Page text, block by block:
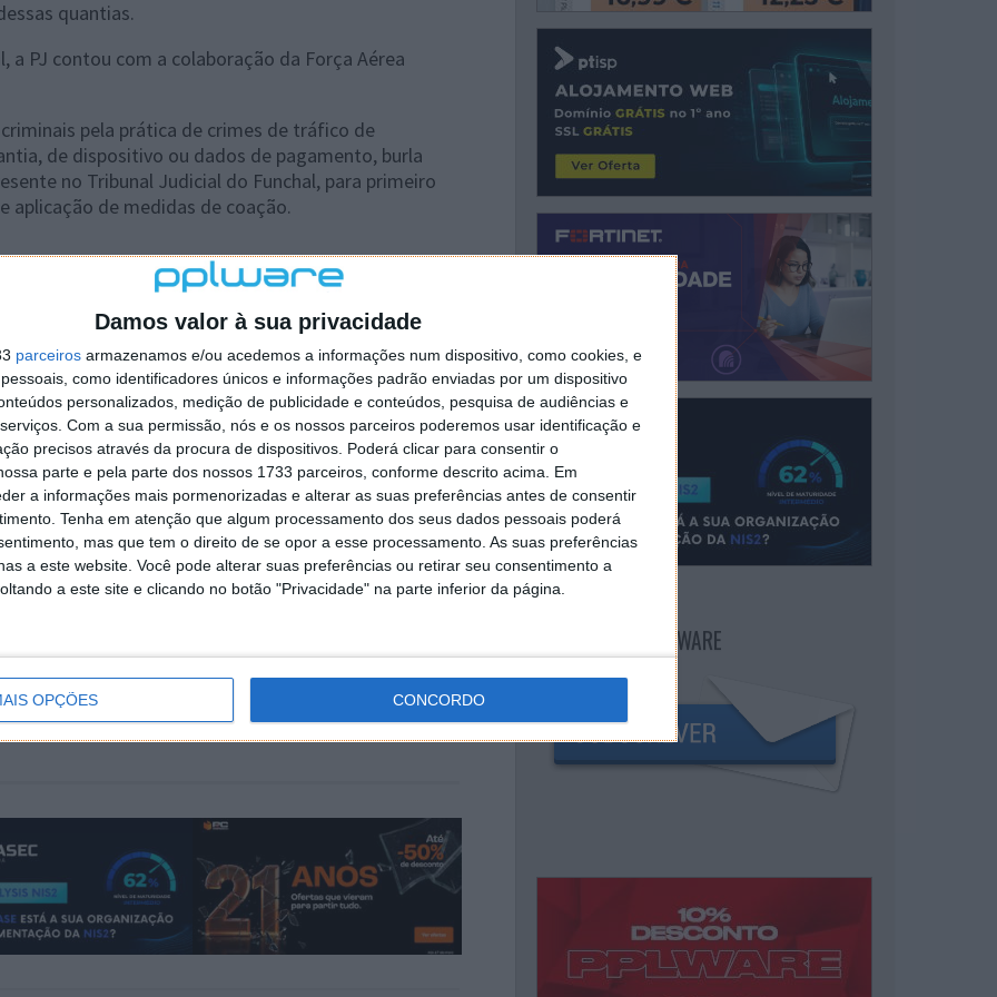
Damos valor à sua privacidade
parceiros armazenamos e/ou acedemos a informações num dispositivo, como cookies, e
como identificadores únicos e informações padrão enviadas por um dispositivo
personalizados, medição de publicidade e conteúdos, pesquisa de audiências e
Com a sua permissão, nós e os nossos parceiros poderemos usar identificação e
precisos através da procura de dispositivos. Poderá clicar para consentir o
parte e pela parte dos nossos 1733 parceiros, conforme descrito acima. Em
a informações mais pormenorizadas e alterar as suas preferências antes de consentir
Tenha em atenção que algum processamento dos seus dados pessoais poderá
mas que tem o direito de se opor a esse processamento. As suas preferências
a este website. Você pode alterar suas preferências ou retirar seu consentimento a
a este site e clicando no botão "Privacidade" na parte inferior da página.
OPÇÕES CONCORDO
quantias.
a PJ contou com a colaboração da Força Aérea
pela prática de crimes de tráfico de
de dispositivo ou dados de pagamento, burla
no Tribunal Judicial do Funchal, para primeiro
de medidas de coação.
artigo tem mais de um ano
no Google Notícias
Autor: Pedro Pinto
NEWSLETTER PPLWARE